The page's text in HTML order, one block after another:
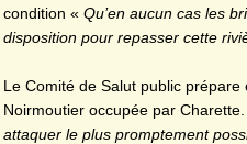
condition « Qu’en aucun cas les
disposition pour repasser cette
Le Comité de Salut public prépare
Noirmoutier occupée par
attaquer le plus promptement